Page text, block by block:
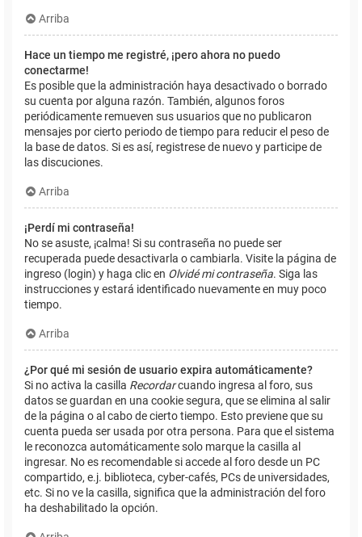
Arriba
Hace un tiempo me registré, ¡pero ahora no puedo
conectarme!
Es posible que la administración haya desactivado o borrado
su cuenta por alguna razón. También, algunos foros
periódicamente remueven sus usuarios que no publicaron
mensajes por cierto periodo de tiempo para reducir el peso de
la base de datos. Si es así, registrese de nuevo y participe de
las discuciones.
Arriba
¡Perdí mi contraseña!
No se asuste, ¡calma! Si su contraseña no puede ser
recuperada puede desactivarla o cambiarla. Visite la página de
ingreso (login) y haga clic en Olvidé mi contraseña. Siga las
instrucciones y estará identificado nuevamente en muy poco
tiempo.
Arriba
¿Por qué mi sesión de usuario expira automáticamente?
Si no activa la casilla Recordarcuando ingresa al foro, sus
datos se guardan en una cookie segura, que se elimina al salir
de la página o al cabo de cierto tiempo. Esto previene que su
cuenta pueda ser usada por otra persona. Para que el sistema
le reconozca automáticamente solo marque la casilla al
ingresar. No es recomendable si accede al foro desde un PC
compartido, e.j. biblioteca, cyber-cafés, PCs de universidades,
etc. Si no ve la casilla, significa que la administración del foro
ha deshabilitado la opción.